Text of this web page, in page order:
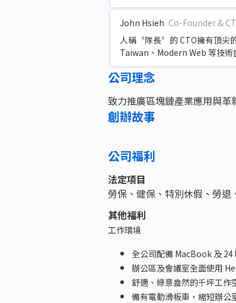
John Hsieh Co-Founder &
人稱〝隊長〞的 CTO擁有頂
Taiwan、Modern Web 等技術
公司理念
致力推廣區塊鏈產業應用與革
創辦故事
公司福利
法定項目
勞保、健保、特別休假、勞退
其他福利
工作環境
全公司配備 MacBook 及 24
辦公區及會議室全面使用
舒適、綠意盎然的千坪工作
備有電動滑板車，縮短辦公